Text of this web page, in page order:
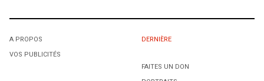
A PROPOS
VOS PUBLICITÉS
DERNIÈRE
FAITES UN DON